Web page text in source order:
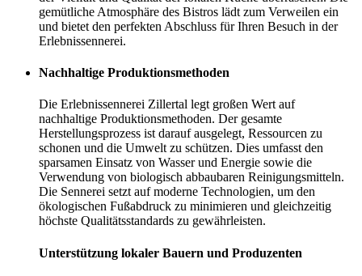
gemütliche Atmosphäre des Bistros lädt zum Verweilen ein
und bietet den perfekten Abschluss für Ihren Besuch in der
Erlebnissennerei.
Nachhaltige Produktionsmethoden
Die Erlebnissennerei Zillertal legt großen Wert auf
nachhaltige Produktionsmethoden. Der gesamte
Herstellungsprozess ist darauf ausgelegt, Ressourcen zu
schonen und die Umwelt zu schützen. Dies umfasst den
sparsamen Einsatz von Wasser und Energie sowie die
Verwendung von biologisch abbaubaren Reinigungsmitteln.
Die Sennerei setzt auf moderne Technologien, um den
ökologischen Fußabdruck zu minimieren und gleichzeitig
höchste Qualitätsstandards zu gewährleisten.
Unterstützung lokaler Bauern und Produzenten